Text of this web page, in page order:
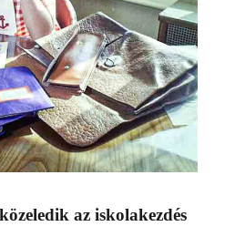
az iskolakezdés